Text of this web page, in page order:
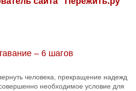
– 6 шагов
человека, прекращение надежд
необходимое условие для